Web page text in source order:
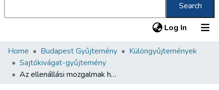
Search
Log In (current)
Communities & Collections
All of DSpace
Home Budapest Gyűjtemény
Különgyűjtemények
Sajtókivágat-gyűjtemény
Az ellenállási mozgalmak hőseinek kell vezetniük a szabadság és a béke megőrzéséért a harcot